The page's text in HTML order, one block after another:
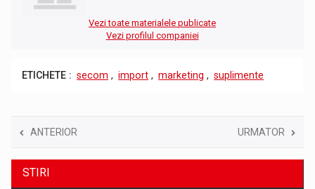
Vezi toate materialele publicate
Vezi profilul companiei
ETICHETE : secom , import , marketing , suplimente
ANTERIOR URMATOR
STIRI